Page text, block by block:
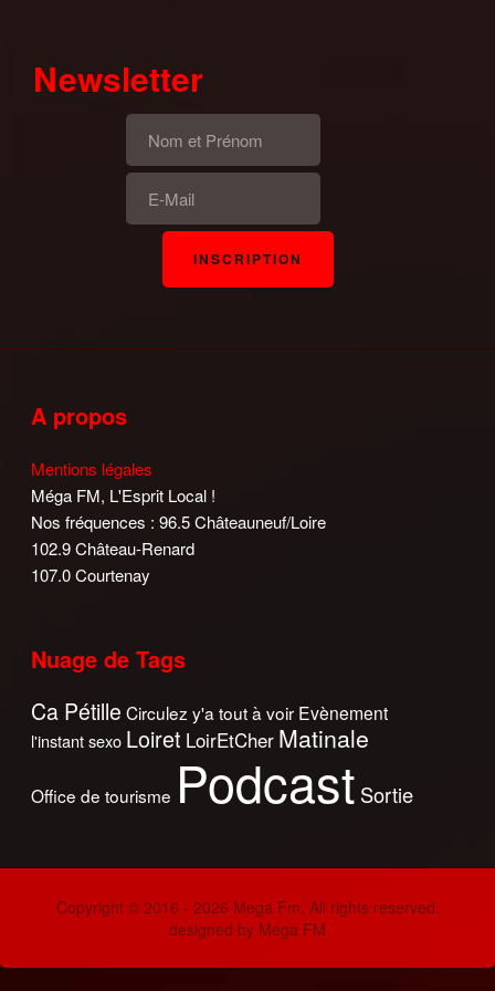
Newsletter
A propos
Mentions légales
Méga FM, L'Esprit Local !
Nos fréquences : 96.5 Châteauneuf/Loire
102.9 Château-Renard
107.0 Courtenay
Nuage de Tags
Ca Pétille Circulez y'a tout à voir Evènement
l'instant sexo Loiret LoirEtCher Matinale
Office de tourisme Podcast Sortie
Copyright © 2016 - 2026 Mega Fm. All rights reserved.
designed by Mega FM